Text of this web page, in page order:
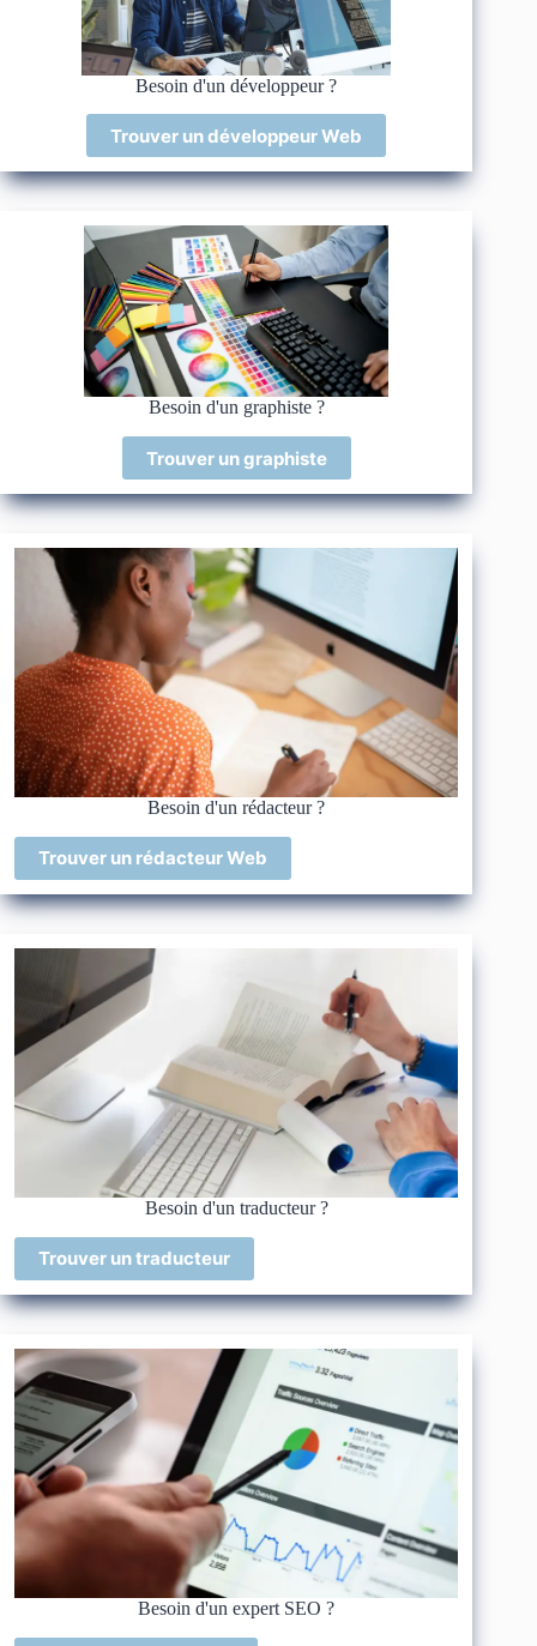
Besoin d'un développeur ?
Trouver un développeur Web
Besoin d'un graphiste ?
Trouver un graphiste
Besoin d'un rédacteur ?
Trouver un rédacteur Web
Besoin d'un traducteur ?
Trouver un traducteur
Besoin d'un expert SEO ?